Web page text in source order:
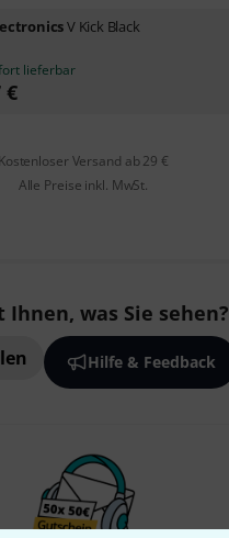
V Kick Black
lieferbar
€
Kostenloser Versand ab 29 €
Alle Preise inkl. MwSt.
Ihnen, was Sie sehen?
Hilfe & Feedback